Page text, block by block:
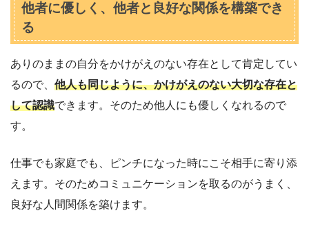
他者に優しく、他者と良好な関係を構築でき
る
ありのままの自分をかけがえのない存在として肯定してい
るので、 他人も同じように、かけがえのない大切な存在と
して認識できます。そのため他人にも優しくなれるので
す。
仕事でも家庭でも、ピンチになった時にこそ相手に寄り添
えます。そのためコミュニケーションを取るのがうまく、
良好な人間関係を築けます。